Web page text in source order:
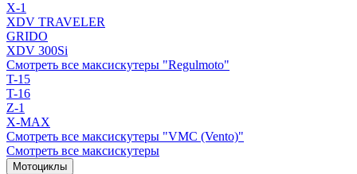
X-1
XDV TRAVELER
GRIDO
XDV 300Si
Смотреть все максискутеры "Regulmoto"
T-15
T-16
Z-1
X-MAX
Смотреть все максискутеры "VMC (Vento)"
Смотреть все максискутеры
Мотоциклы